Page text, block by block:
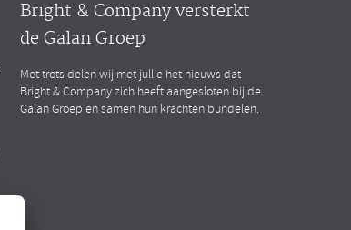
Bright & Company versterkt
de Galan Groep
Met trots delen wij met jullie het nieuws dat
Bright & Company zich heeft aangesloten bij de
Galan Groep en samen hun krachten bundelen.